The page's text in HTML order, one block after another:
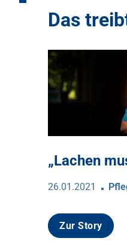
Das
„Lachen
26.01.2021
Zur Story